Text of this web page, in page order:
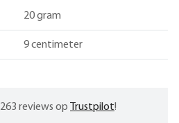
20 gram
9 centimeter
263 reviews op Trustpilot!